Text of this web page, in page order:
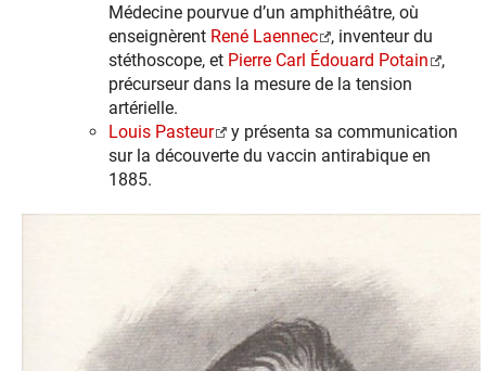
Médecine pourvue d’un amphithéâtre, où
enseignèrent René Laennec
, inventeur du
stéthoscope, et Pierre Carl Édouard Potain
,
précurseur dans la mesure de la tension
artérielle.
Louis Pasteur
y présenta sa communication
sur la découverte du vaccin antirabique en
1885.